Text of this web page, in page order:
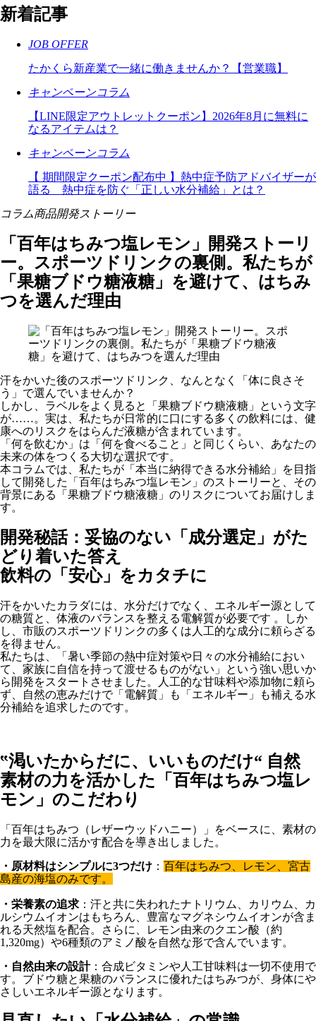
新着記事
JOB OFFER
たかくら新産業で一緒に働きませんか？【営業職】
キャンペーンコラム
【LINE限定アウトレットクーポン】2026年8月に無料に
なるアイテムは？
キャンペーンコラム
【 期間限定クーポン配布中 】熱中症予防アドバイザーが
語る 熱中症を防ぐ「正しい水分補給」とは？
コラム商品開発ストーリー
「百年はちみつ塩レモン」開発ストーリ
ー。スポーツドリンクの裏側。私たちが
「果糖ブドウ糖液糖」を避けて、はちみ
つを選んだ理由
汗をかいた後のスポーツドリンク、なんとなく「体に良さそ
う」で選んでいませんか？
しかし、ラベルをよく見ると「果糖ブドウ糖液糖」という文字
が……。実は、私たちが日常的に口にする多くの飲料には、健
康へのリスクをはらんだ液糖が含まれています。
「何を飲むか」は「何を食べること」と同じくらい、あなたの
未来の体をつくる大切な選択です。
本コラムでは、私たちが「本当に納得できる水分補給」を目指
して開発した「百年はちみつ塩レモン」のストーリーと、その
背景にある「果糖ブドウ糖液糖」のリスクについてお届けしま
す。
開発秘話：妥協のない「成分選定」がた
どり着いた答え
飲料の「安心」をカタチに
汗をかいたカラダには、水分だけでなく、エネルギー源として
の糖質と、体液のバランスを整える電解質が必要です 。しか
し、市販のスポーツドリンクの多くは人工的な成分に頼らざる
を得ません。
私たちは、「暑い季節の熱中症対策や日々の水分補給におい
て、家族に自信を持って渡せるものがない」という強い思いか
ら開発をスタートさせました。人工的な甘味料や添加物に頼ら
ず、自然の恵みだけで「電解質」も「エネルギー」も補える水
分補給を追求したのです。
‟渇いたからだに、いいものだけ“ 自然
素材の力を活かした「百年はちみつ塩レ
モン」のこだわり
「百年はちみつ（レザーウッドハニー）」をベースに、素材の
力を最大限に活かす配合を導き出しました。
・原材料はシンプルに3つだけ ： 百年はちみつ、レモン、宮古
島産の海塩のみです。
・栄養素の追求 ：汗と共に失われたナトリウム、カリウム、カ
ルシウムイオンはもちろん、豊富なマグネシウムイオンが含ま
れる天然塩を配合。さらに、レモン由来のクエン酸（約
1,320mg）や6種類のアミノ酸を自然な形で含んでいます。
・自然由来の設計：合成ビタミンや人工甘味料は一切不使用で
す。ブドウ糖と果糖のバランスに優れたはちみつが、身体にや
さしいエネルギー源となります。